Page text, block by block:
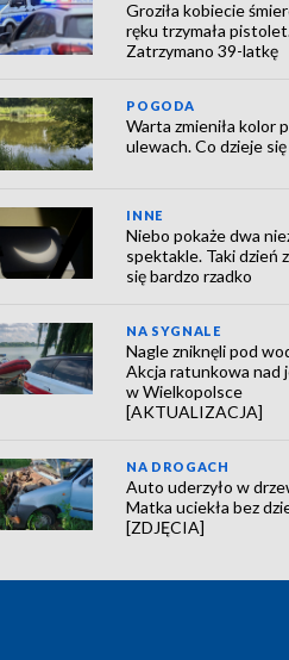
Groziła kobiecie
ręku trzymała
Zatrzymano 39-latkę
POGODA
Warta zmieniła kolor
ulewach. Co dzieje się
INNE
Niebo pokaże dwa
spektakle. Taki dzień
się bardzo rzadko
NA SYGNALE
Nagle zniknęli pod
Akcja ratunkowa nad
w Wielkopolsce
[AKTUALIZACJA]
NA DROGACH
Auto uderzyło w
Matka uciekła bez
[ZDJĘCIA]